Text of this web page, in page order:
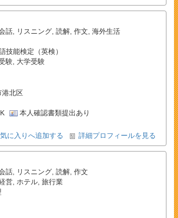
話, リスニング, 読解, 作文 海外生活
技能検定（英検）
験, 大学受験
北区
本人確認書類提出あり
に入りへ追加する 詳細プロフィールを見る
話, リスニング, 読解, 作文
営, ホテル, 旅行業